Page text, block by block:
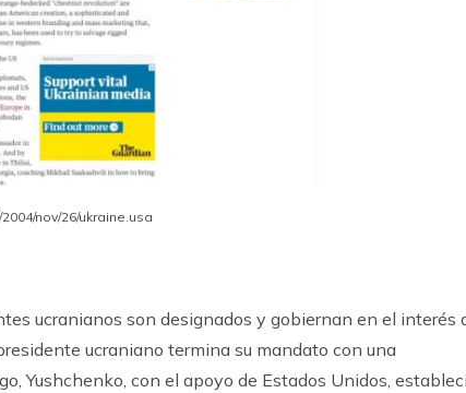
nov/26/ukraine.usa
ucranianos son designados y gobiernan en el interés
ucraniano termina su mandato con una
Yushchenko, con el apoyo de Estados Unidos,